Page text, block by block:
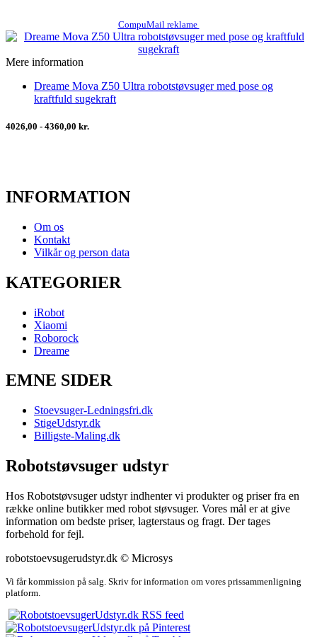
CompuMail reklame
Mere information
Dreame Mova Z50 Ultra robotstøvsuger med pose og
kraftfuld sugekraft
4026,00 - 4360,00 kr.
INFORMATION
Om os
Kontakt
Vilkår og person data
KATEGORIER
iRobot
Xiaomi
Roborock
Dreame
EMNE SIDER
Stoevsuger-Ledningsfri.dk
StigeUdstyr.dk
Billigste-Maling.dk
Robotstøvsuger udstyr
Hos Robotstøvsuger udstyr indhenter vi produkter og priser fra en
række online butikker med robot støvsuger. Vores mål er at give
information om bedste priser, lagterstaus og fragt. Der tages
forbehold for fejl.
robotstoevsugerudstyr.dk © Microsys
Vi får kommission på salg. Skriv for information om vores prissammenligning
platform.